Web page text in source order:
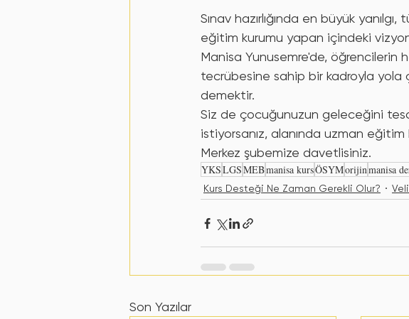
Sınav hazırlığında en büyük
eğitim kurumu yapan içindeki
Manisa Yunusemre'de, öğrencilerin
tecrübesine sahip bir kadroyla yola
demektir.
Siz de çocuğunuzun geleceğini
istiyorsanız, alanında uzman
Merkez şubemize davetlisiniz.
YKSLGSMEBmanisa kursÖSYMorijinmanisa
Kurs Desteği Ne Zaman Gerekli Olur?
Son Yazılar